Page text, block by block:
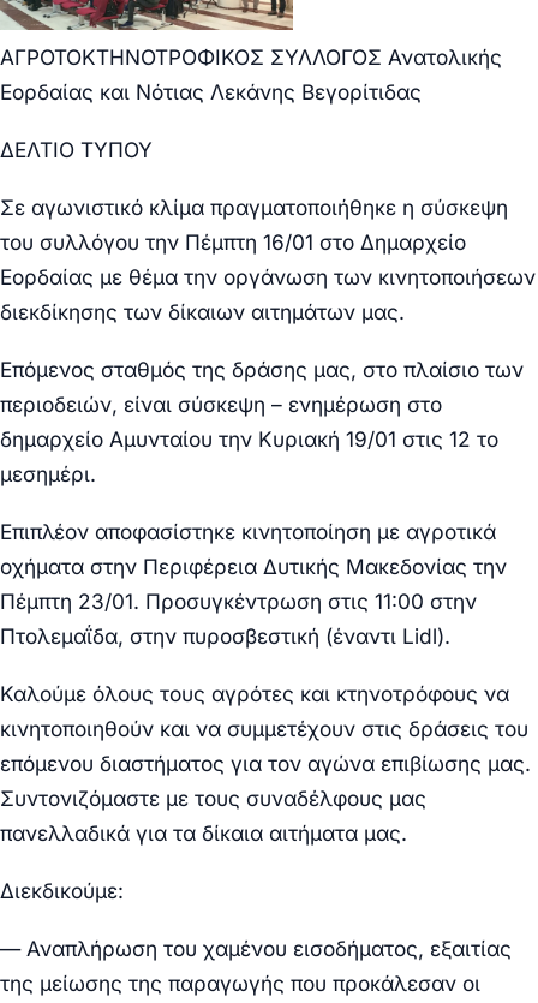
ΑΓΡΟΤΟΚΤΗΝΟΤΡΟΦΙΚΟΣ ΣΥΛΛΟΓΟΣ Ανατολικής
Εορδαίας και Νότιας Λεκάνης Βεγορίτιδας
ΔΕΛΤΙΟ ΤΥΠΟΥ
Σε αγωνιστικό κλίμα πραγματοποιήθηκε η σύσκεψη
του συλλόγου την Πέμπτη 16/01 στο Δημαρχείο
Εορδαίας με θέμα την οργάνωση των κινητοποιήσεων
διεκδίκησης των δίκαιων αιτημάτων μας.
Επόμενος σταθμός της δράσης μας, στο πλαίσιο των
περιοδειών, είναι σύσκεψη – ενημέρωση στο
δημαρχείο Αμυνταίου την Κυριακή 19/01 στις 12 το
μεσημέρι.
Επιπλέον αποφασίστηκε κινητοποίηση με αγροτικά
οχήματα στην Περιφέρεια Δυτικής Μακεδονίας την
Πέμπτη 23/01. Προσυγκέντρωση στις 11:00 στην
Πτολεμαΐδα, στην πυροσβεστική (έναντι Lidl).
Καλούμε όλους τους αγρότες και κτηνοτρόφους να
κινητοποιηθούν και να συμμετέχουν στις δράσεις του
επόμενου διαστήματος για τον αγώνα επιβίωσης μας.
Συντονιζόμαστε με τους συναδέλφους μας
πανελλαδικά για τα δίκαια αιτήματα μας.
Διεκδικούμε:
— Αναπλήρωση του χαμένου εισοδήματος, εξαιτίας
της μείωσης της παραγωγής που προκάλεσαν οι